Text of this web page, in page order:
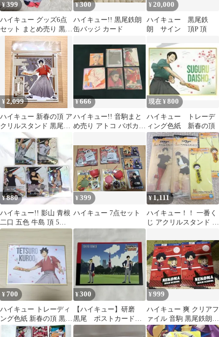
¥399
ハイキュー グッズ6点
セット まとめ売り 黒尾
木兎 佐久早 二口
¥300
ハイキュー!! 黒尾鉄朗
缶バッジ カード
¥20,000
ハイキュー 黒尾鉄
朗 サイン 頂P 頂
¥2,099
ハイキュー 新春の頂 ア
クリルスタンド 黒尾鉄
¥666
ハイキュー!! 音駒まと
め売り アトコ バボカ
現在 ¥800
ハイキュー トレーデ
ィング色紙 新春の頂
¥880
ハイキュー!! 影山 青根
二口 五色 牛島 頂 5枚
セット バボカ
¥399
ハイキュー 7点セット
¥1,111
ハイキュー！！ 一番く
じ アクリルスタンド ア
¥ 700
ハイキュー トレーディ
ング色紙 新春の頂 黒尾
鉄朗 黒尾 色紙
¥300
【ハイキュー】研磨
黒尾 ポストカード
全国の頂で！
¥999
ハイキュー 爽 クリアフ
ァイル 音駒 黒尾鉄朗
孤爪研磨 2枚セット